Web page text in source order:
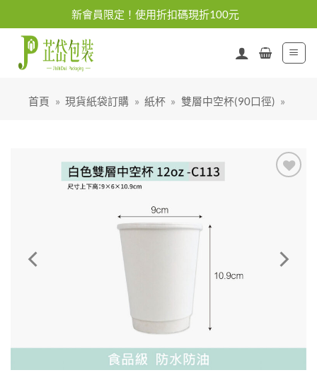
content
新會員限定！使用折扣碼現折100元
首頁 » 現貨紙袋訂購 » 紙杯 » 雙層中空杯(90口徑) »